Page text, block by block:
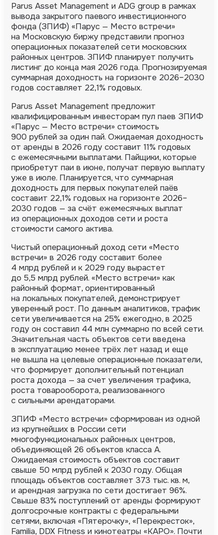
Parus Asset Management и ADG group в рамках
вывода закрытого паевого инвестиционного
фонда (ЗПИФ) «Парус — Место встречи»
на Московскую биржу представили прогноз
операционных показателей сети московских
районных центров. ЗПИФ планирует получить
листинг до конца мая 2026 года. Прогнозируемая
суммарная доходность на горизонте 2026–2030
годов составляет 22,1% годовых.
Parus Asset Management предложит
квалифицированным инвесторам пул паев ЗПИФ
«Парус — Место встречи» стоимость
900 рублей за один пай. Ожидаемая доходность
от аренды в 2026 году составит 11% годовых
с ежемесячными выплатами. Пайщики, которые
приобретут паи в июне, получат первую выплату
уже в июле. Планируется, что суммарная
доходность для первых покупателей паёв
составит 22,1% годовых на горизонте 2026–
2030 годов — за счёт ежемесячных выплат
из операционных доходов сети и роста
стоимости самого актива.
Чистый операционный доход сети «Место
встречи» в 2026 году составит более
4 млрд рублей и к 2029 году вырастет
до 5,5 млрд рублей. «Место встречи» как
районный формат, ориентированный
на локальных покупателей, демонстрирует
уверенный рост. По данным аналитиков, трафик
сети увеличивается на 25% ежегодно, в 2025
году он составил 44 млн суммарно по всей сети.
Значительная часть объектов сети введена
в эксплуатацию менее трёх лет назад и еще
не вышла на целевые операционные показатели,
что формирует дополнительный потенциал
роста дохода — за счет увеличения трафика,
роста товарооборота, реализованного
с сильными арендаторами.
ЗПИФ «Место встречи» сформирован из одной
из крупнейших в России сети
многофункциональных районных центров,
объединяющей 26 объектов класса А.
Ожидаемая стоимость объектов составит
свыше 50 млрд рублей к 2030 году. Общая
площадь объектов составляет 373 тыс. кв. м,
и арендная загрузка по сети достигает 96%.
Свыше 83% поступлений от аренды формируют
долгосрочные контракты с федеральными
сетями, включая «Пятерочку», «Перекресток»,
Familia, DDX Fitness и кинотеатры «КАРО». Почти